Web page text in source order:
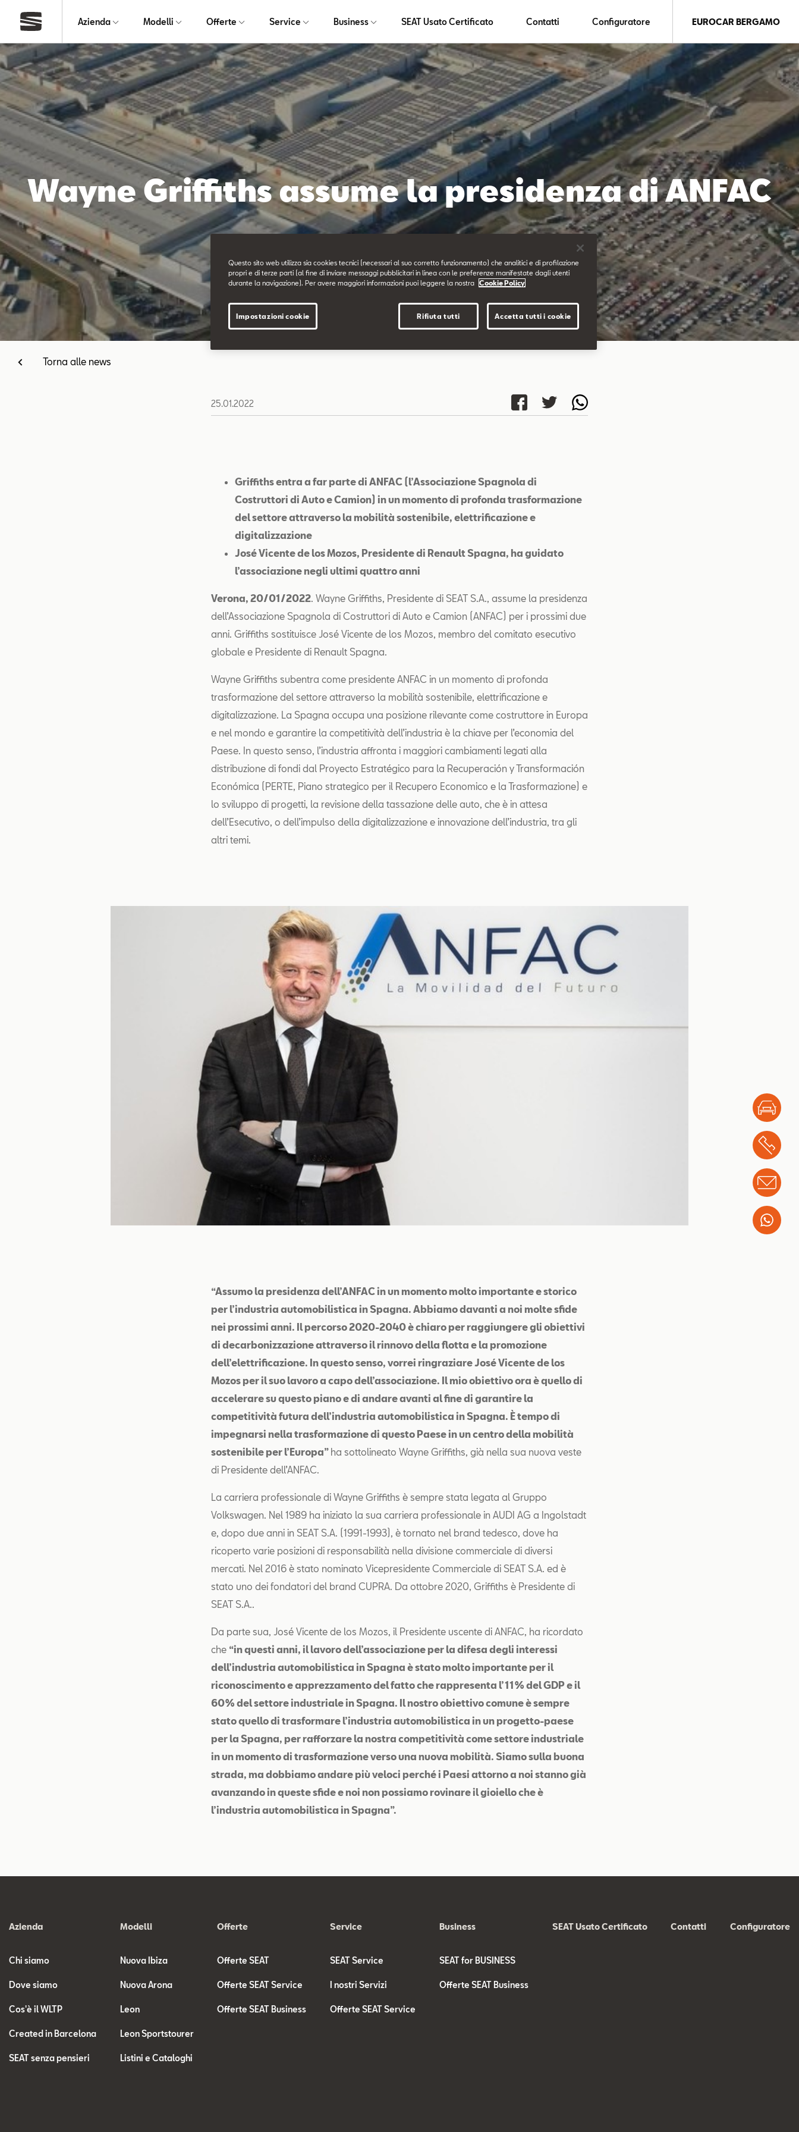
Azienda Modelli Offerte Service Business SEAT Usato Certificato Contatti Configuratore EUROCAR BERGAMO
Wayne Griffiths assume la presidenza di ANFAC
Torna alle news
25.01.2022
Griffiths entra a far parte di ANFAC (l’Associazione Spagnola di
Costruttori di Auto e Camion) in un momento di profonda trasformazione
del settore attraverso la mobilità sostenibile, elettrificazione e
digitalizzazione
José Vicente de los Mozos, Presidente di Renault Spagna, ha guidato
l’associazione negli ultimi quattro anni
Verona, 20/01/2022. Wayne Griffiths, Presidente di SEAT S.A., assume la presidenza
dell’Associazione Spagnola di Costruttori di Auto e Camion (ANFAC) per i prossimi due
anni. Griffiths sostituisce José Vicente de los Mozos, membro del comitato esecutivo
globale e Presidente di Renault Spagna.
Wayne Griffiths subentra come presidente ANFAC in un momento di profonda
trasformazione del settore attraverso la mobilità sostenibile, elettrificazione e
digitalizzazione. La Spagna occupa una posizione rilevante come costruttore in Europa
e nel mondo e garantire la competitività dell’industria è la chiave per l’economia del
Paese. In questo senso, l’industria affronta i maggiori cambiamenti legati alla
distribuzione di fondi dal Proyecto Estratégico para la Recuperación y Transformación
Económica (PERTE, Piano strategico per il Recupero Economico e la Trasformazione) e
lo sviluppo di progetti, la revisione della tassazione delle auto, che è in attesa
dell’Esecutivo, o dell’impulso della digitalizzazione e innovazione dell’industria, tra gli
altri temi.
“Assumo la presidenza dell’ANFAC in un momento molto importante e storico
per l’industria automobilistica in Spagna. Abbiamo davanti a noi molte sfide
nei prossimi anni. Il percorso 2020-2040 è chiaro per raggiungere gli obiettivi
di decarbonizzazione attraverso il rinnovo della flotta e la promozione
dell’elettrificazione. In questo senso, vorrei ringraziare José Vicente de los
Mozos per il suo lavoro a capo dell’associazione. Il mio obiettivo ora è quello di
accelerare su questo piano e di andare avanti al fine di garantire la
competitività futura dell’industria automobilistica in Spagna. È tempo di
impegnarsi nella trasformazione di questo Paese in un centro della mobilità
sostenibile per l’Europa” ha sottolineato Wayne Griffiths, già nella sua nuova veste
di Presidente dell’ANFAC.
La carriera professionale di Wayne Griffiths è sempre stata legata al Gruppo
Volkswagen. Nel 1989 ha iniziato la sua carriera professionale in AUDI AG a Ingolstadt
e, dopo due anni in SEAT S.A. (1991-1993), è tornato nel brand tedesco, dove ha
ricoperto varie posizioni di responsabilità nella divisione commerciale di diversi
mercati. Nel 2016 è stato nominato Vicepresidente Commerciale di SEAT S.A. ed è
stato uno dei fondatori del brand CUPRA. Da ottobre 2020, Griffiths è Presidente di
SEAT S.A..
Da parte sua, José Vicente de los Mozos, il Presidente uscente di ANFAC, ha ricordato
che “in questi anni, il lavoro dell’associazione per la difesa degli interessi
dell’industria automobilistica in Spagna è stato molto importante per il
riconoscimento e apprezzamento del fatto che rappresenta l’11% del GDP e il
60% del settore industriale in Spagna. Il nostro obiettivo comune è sempre
stato quello di trasformare l’industria automobilistica in un progetto-paese
per la Spagna, per rafforzare la nostra competitività come settore industriale
in un momento di trasformazione verso una nuova mobilità. Siamo sulla buona
strada, ma dobbiamo andare più veloci perché i Paesi attorno a noi stanno già
avanzando in queste sfide e noi non possiamo rovinare il gioiello che è
l’industria automobilistica in Spagna”.
Azienda
Chi siamo
Dove siamo
Cos'è il WLTP
Created in Barcelona
SEAT senza pensieri
Modelli
Nuova Ibiza
Nuova Arona
Leon
Leon Sportstourer
Listini e Cataloghi
Offerte
Offerte SEAT
Offerte SEAT Service
Offerte SEAT Business
Service
SEAT Service
I nostri Servizi
Offerte SEAT Service
Business
SEAT for BUSINESS
Offerte SEAT Business
SEAT Usato Certificato Contatti Configuratore
Questo sito web utilizza sia cookies tecnici (necessari al suo corretto funzionamento) che analitici e di profilazione
propri e di terze parti (al fine di inviare messaggi pubblicitari in linea con le preferenze manifestate dagli utenti
durante la navigazione). Per avere maggiori informazioni puoi leggere la nostra
Cookie Policy
Impostazioni cookie Rifiuta tutti Accetta tutti i cookie